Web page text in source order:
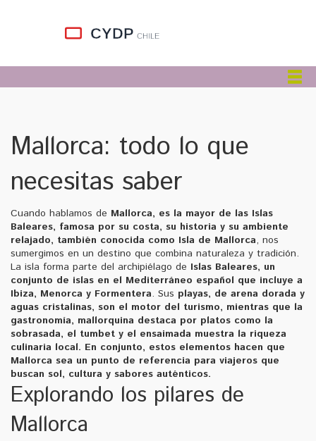
Mallorca: todo lo que
necesitas saber
Cuando hablamos de Mallorca, es la mayor de las Islas
Baleares, famosa por su costa, su historia y su ambiente
relajado, también conocida como Isla de Mallorca, nos
sumergimos en un destino que combina naturaleza y tradición.
La isla forma parte del archipiélago de Islas Baleares, un
conjunto de islas en el Mediterráneo español que incluye a
Ibiza, Menorca y Formentera. Sus playas, de arena dorada y
aguas cristalinas, son el motor del turismo, mientras que la
gastronomía, mallorquina destaca por platos como la
sobrasada, el tumbet y el ensaimada muestra la riqueza
culinaria local. En conjunto, estos elementos hacen que
Mallorca sea un punto de referencia para viajeros que
buscan sol, cultura y sabores auténticos.
Explorando los pilares de
Mallorca